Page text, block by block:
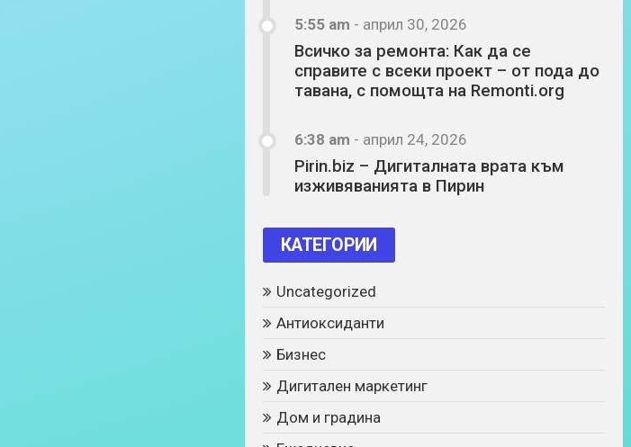
5:55 am - април 30, 2026
Всичко за ремонта: Как да се
справите с всеки проект – от пода до
тавана, с помощта на Remonti.org
6:38 am - април 24, 2026
Pirin.biz – Дигиталната врата към
изживяванията в Пирин
КАТЕГОРИИ
Uncategorized
Антиоксиданти
Бизнес
Дигитален маркетинг
Дом и градина